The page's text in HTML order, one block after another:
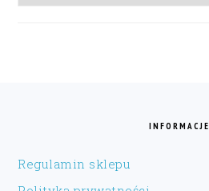
INFORMACJE
Regulamin sklepu